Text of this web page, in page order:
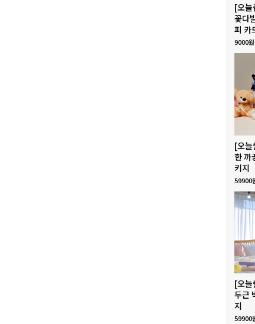
[오늘
꽃다
피 카
9000원
[오늘
한 까
키지
59900
[오늘
두근
지
59900